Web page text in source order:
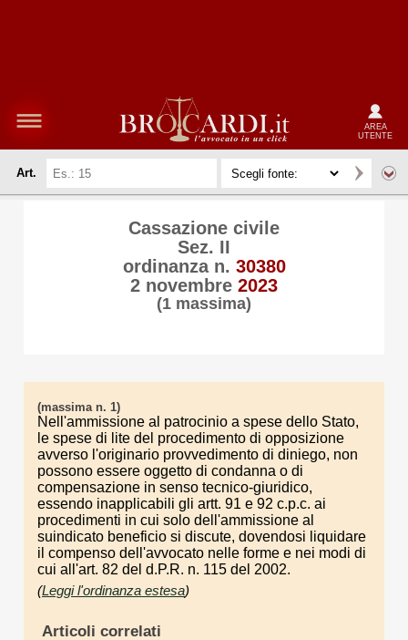
AREA
UTENTE
Art.
Cassazione civile
Sez. II
ordinanza n. 30380
2 novembre 2023
(1 massima)
(massima n. 1)
Nell'ammissione al patrocinio a spese dello Stato,
le spese di lite del procedimento di opposizione
avverso l'originario provvedimento di diniego, non
possono essere oggetto di condanna o di
compensazione in senso tecnico-giuridico,
essendo inapplicabili gli artt. 91 e 92 c.p.c. ai
procedimenti in cui solo dell'ammissione al
suindicato beneficio si discute, dovendosi liquidare
il compenso dell'avvocato nelle forme e nei modi di
cui all'art. 82 del d.P.R. n. 115 del 2002.
(Leggi l'ordinanza estesa)
Articoli correlati